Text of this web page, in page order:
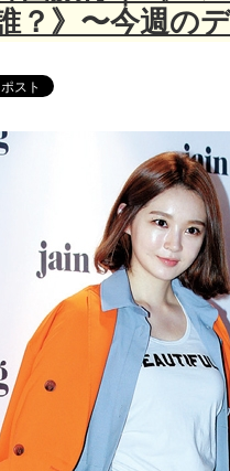
？》〜今週の